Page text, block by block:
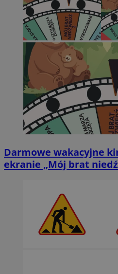
Darmowe wakacyjne
ekranie „Mój brat